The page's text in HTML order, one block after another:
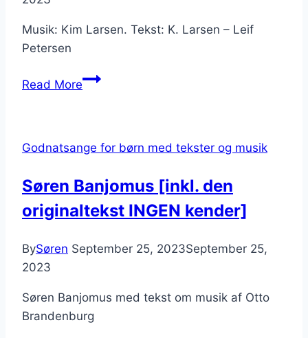
Musik: Kim Larsen. Tekst: K. Larsen – Leif
Petersen
Read MoreOm
stille,
og
musik
Godnatsange for børn med tekster og musik
Søren Banjomus [inkl. den
originaltekst INGEN kender]
BySøren September 25, 2023September 25,
2023
Søren Banjomus med tekst om musik af Otto
Brandenburg